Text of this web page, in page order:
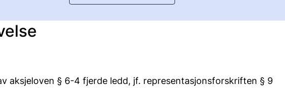
aksjeloven § 6-4 fjerde ledd, jf. representasjonsforskriften § 9